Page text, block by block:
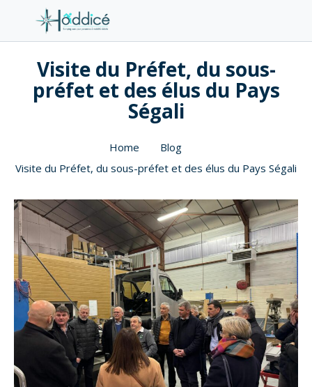
Visite du Préfet, du sous-
préfet et des élus du Pays
Ségali
Home
Blog
Visite du Préfet, du sous-préfet et des élus du Pays Ségali